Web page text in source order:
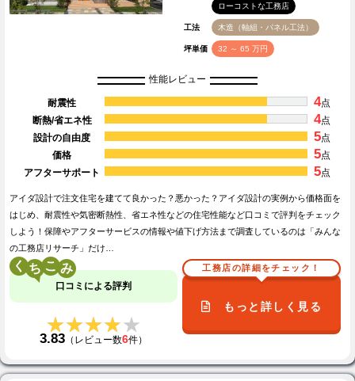
ローコストな工務店
工法 木造（軸組・パネル工法）
坪単価 32 ～ 65 万円
性能レビュー
耐震性 4点
断熱/省エネ性
4点
設計の自由度
5点
価格
5点
アフターサポート
5点
アイダ設計で注文住宅を建てて良かった？悪かった？アイダ設計の実例から価格面を
はじめ、耐震性や気密断熱性、省エネ性などの住宅性能など口コミで評判をチェック
しよう！保障やアフターサービスの情報や値下げ方法まで調査しているのは「みんな
の工務店リサーチ」だけ…
く こ
口コミによる評判
★★★★★
★★★★★
3.83 （レビュー数6件）
工務店の詳細をチェック！
もっと詳しく見る